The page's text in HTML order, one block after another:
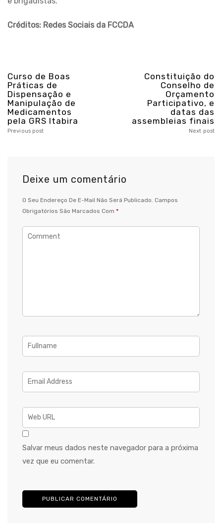
Créditos: Redes Sociais da FCCDA
Curso de Boas
Práticas de
Dispensação e
Manipulação de
Medicamentos
pela GRS Itabira
Previous post
Constituição do
Conselho de
Orçamento
Participativo, e
datas das
assembleias finais
Next post
Deixe um comentário
O Seu Endereço De E-Mail Não Será Publicado. Campos
Obrigatórios São Marcados Com *
Salvar meus dados neste navegador para a próxima
vez que eu comentar.